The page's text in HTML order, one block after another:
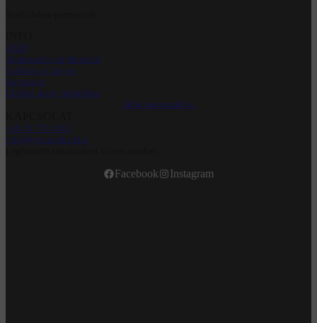
ÁSZF
Adatkezelési tájékoztató
Szállítás és fizetés
Kapcsolat
Elállási igény beküldése
Sütik testreszabása
+36 70 771 6651
info@gyuruneked.hu
Facebook Instagram